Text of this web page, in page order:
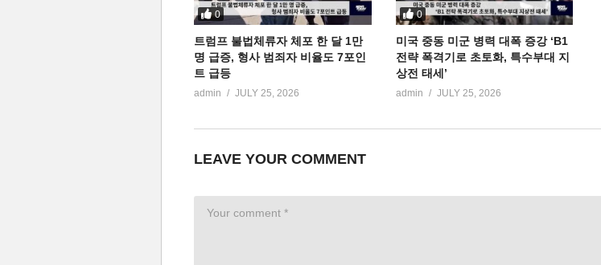
0
트럼프 불법체류자 체포 한 달 1만
명 급증, 형사 범죄자 비율도 7포인
트 급등
admin JULY 25, 2026
0
미국 중동 미군 병력 대폭 증강 ‘B1
전략 폭격기로 초토화, 특수부대 지
상전 태세’
admin JULY 25, 2026
LEAVE YOUR COMMENT